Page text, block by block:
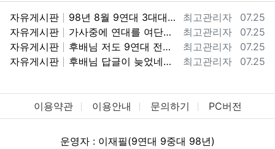
등록자
최고관리자 등록일
07.25
자유게시판
98년 8월 9연대 3대대 9중대 전역했습니다. 98군번이라 너무 반갑습니다.
등록자
최고관리자 등록일
07.25
자유게시판
가사중에 연대를 여단으로 바꾼거하고 마지막에 투호9연대가 우리때는 보병9연대 였거든요. ㅎㅎ 아마 기걔화사단으로 바뀌면서 보병에서 투호9여단으로…
등록자
최고관리자 등록일
07.25
자유게시판
후배님 저도 9연대 전역했어요. 지금 기갑수색대대가 있는 부대가 2000년도에는 9연대 3대대 였습니다. 3대대 9중대 98년 입대해서 2000…
등록자
최고관리자 등록일
07.25
자유게시판 후배님 답글이 늦었네요. 08년도에 전역했군요. 11사단에서 고생많았습니다. !! 화랑!!
이용약관 이용안내 문의하기 PC버전
운영자 : 이재필(9연대 9중대 98년)